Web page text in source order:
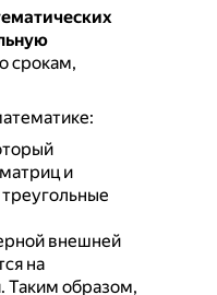
срокам,
и
внешней
на
Таким образом,